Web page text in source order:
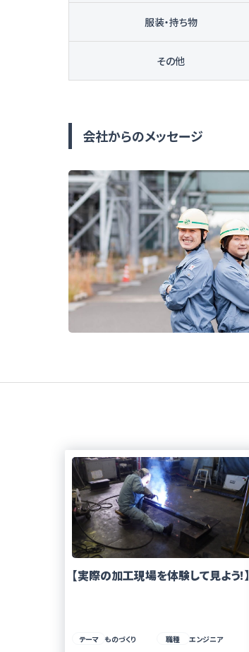
服装・持ち物
その他
会社からのメッセージ
【実際の加工現場を体験して見よう!】
テーマ ものづくり 職種 エンジニア